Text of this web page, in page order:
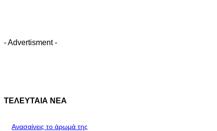
- Advertisment -
ΤΕΛΕΥΤΑΙΑ ΝΕΑ
Ανασαίνεις το άρωμά της